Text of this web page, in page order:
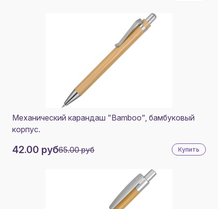
Механический карандаш "Bamboo", бамбуковый
корпус.
42.00 руб65.00 руб Купить